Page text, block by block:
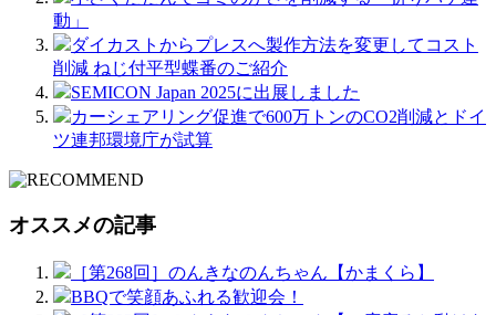
動」
ダイカストからプレスへ製作方法を変更してコスト
削減 ねじ付平型蝶番のご紹介
SEMICON Japan 2025に出展しました
カーシェアリング促進で600万トンのCO2削減とドイ
ツ連邦環境庁が試算
オススメの記事
［第268回］のんきなのんちゃん【かまくら】
BBQで笑顔あふれる歓迎会！